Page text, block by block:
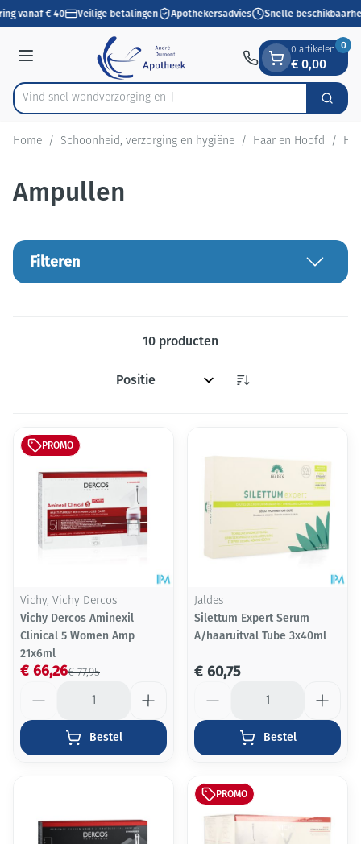
Ga naar de inhoud
1 van 1
vanaf € 40 Veilige betalingen Apothekersadvies Snelle
Menu
Product, merk, categorie...
Vind snel wondverz Zoek
0 artikelen
€ 0,00
0
Home / Schoonheid, verzorging en hygiëne / Haar en Hoofd /
Ampullen
Filteren
10 producten
Sorteer op:
PROMO
Vichy, Vichy Dercos
Vichy Dercos Aminexil
Clinical 5 Women Amp
21x6ml
€ 77,95
€ 66,26
Bestel
Jaldes
Silettum Expert Serum
A/haaruitval Tube 3x40ml
€ 60,75
Bestel
PROMO